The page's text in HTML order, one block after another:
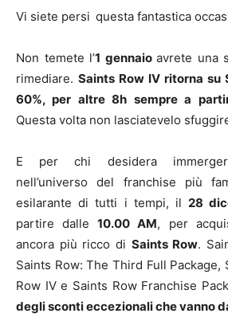
Vi siete persi questa fantastica
Non temete l’1 gennaio avrete una
rimediare. Saints Row IV ritorna su
60%, per altre 8h sempre a
Questa volta non lasciatevelo
E per chi desidera
nell’universo del franchise più
esilarante di tutti i tempi, il28
partire dalle10.00 AM, per
ancora più ricco di Saints Row.
Saints Row: The Third Full Package,
Row IV e Saints Row Franchise
degli sconti eccezionali che vanno